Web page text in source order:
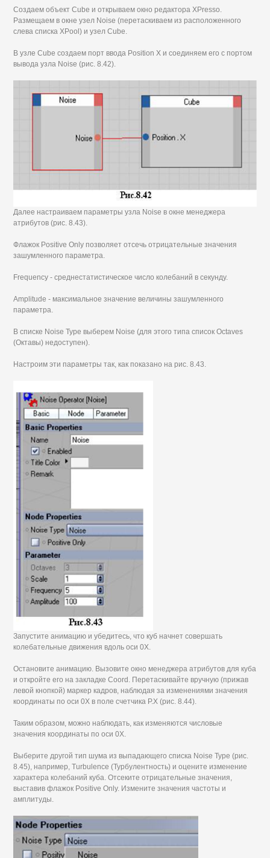
Создаем объект Cube и открываем окно редактора XPresso.
Размещаем в окне узел Noise (перетаскиваем из расположенного
слева списка XPool) и узел Cube.
В узле Cube создаем порт ввода Position X и соединяем его с портом
вывода узла Noise (рис. 8.42).
Далее настраиваем параметры узла Noise в окне менеджера
атрибутов (рис. 8.43).
Флажок Positive Only позволяет отсечь отрицательные значения
зашумленного параметра.
Frequency - среднестатистическое число колебаний в секунду.
Amplitude - максимальное значение величины зашумленного
параметра.
В списке Noise Туре выберем Noise (для этого типа список Octaves
(Октавы) недоступен).
Настроим эти параметры так, как показано на рис. 8.43.
Запустите анимацию и убедитесь, что куб начнет совершать
колебательные движения вдоль оси 0Х.
Остановите анимацию. Вызовите окно менеджера атрибутов для куба
и откройте его на закладке Coord. Перетаскивайте вручную (прижав
левой кнопкой) маркер кадров, наблюдая за изменениями значения
координаты по оси 0Х в поле счетчика Р.Х (рис. 8.44).
Таким образом, можно наблюдать, как изменяются числовые
значения координаты по оси 0Х.
Выберите другой тип шума из выпадающего списка Noise Туре (рис.
8.45), например, Turbulence (Турбулентность) и оцените изменение
характера колебаний куба. Отсеките отрицательные значения,
выставив флажок Positive Only. Измените значения частоты и
амплитуды.